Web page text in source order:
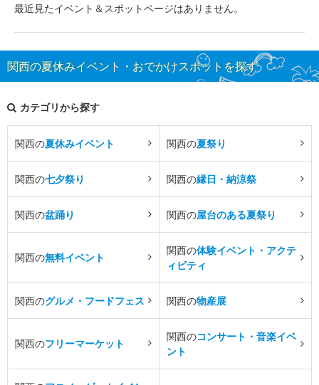
最近見たイベント＆スポットページはありません。
関西の夏休みイベント・おでかけスポットを探す
カテゴリから探す
関西の夏休みイベント 関西の夏祭り
関西の七夕祭り 関西の縁日・納涼祭
関西の盆踊り 関西の屋台のある夏祭り
関西の無料イベント
関西の体験イベント・アクテ
ィビティ
関西のグルメ・フードフェス 関西の物産展
関西のフリーマーケット
関西のコンサート・音楽イベ
ント